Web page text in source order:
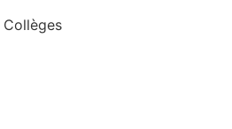
Collèges